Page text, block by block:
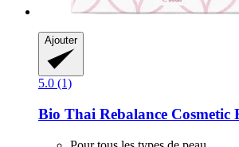
Ajouter
5.0 (1)
Bio Thai Rebalance Cosmetic